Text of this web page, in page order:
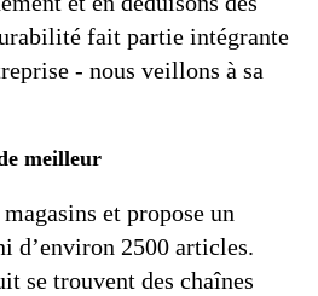
fait partie intégrante
- nous veillons à sa
meilleur
et propose un
d’environ 2500 articles.
se trouvent des chaînes